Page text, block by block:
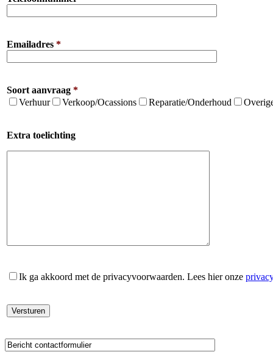
Emailadres *
Soort aanvraag *
Verhuur
Verkoop/Ocassions Reparatie/Onderhoud
Extra toelichting
Ik ga akkoord met de privacyvoorwaarden. Lees hier onze